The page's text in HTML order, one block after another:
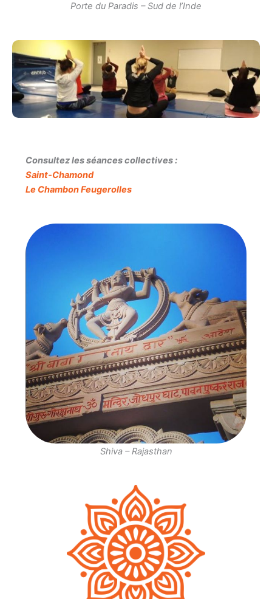
Porte du Paradis – Sud de l’Inde
Consultez les séances collectives :
Saint-Chamond
Le Chambon Feugerolles
Shiva – Rajasthan